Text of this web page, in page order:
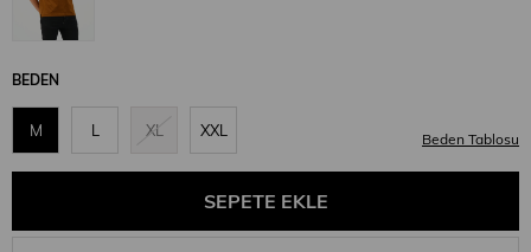
BEDEN
M L XL XXL Beden Tablosu